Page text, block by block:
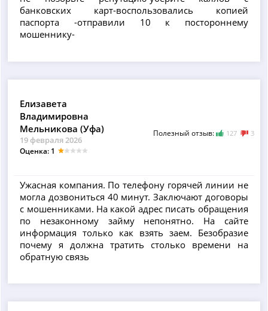
банковских карт-воспользовались копией
паспорта -отправили 10 к постороннему
мошеннику-
Елизавета
Владимировна
Мельникова (Уфа)
19 февраля 2026
Оценка: 1
Полезный отзыв: 127 3
Ужасная компания. По телефону горячей линии не
могла дозвониться 40 минут. Заключают договоры
с мошенниками. На какой адрес писать обращения
по незаконному займу непонятно. На сайте
информация только как взять заем. Безобразие
почему я должна тратить столько времени на
обратную связь